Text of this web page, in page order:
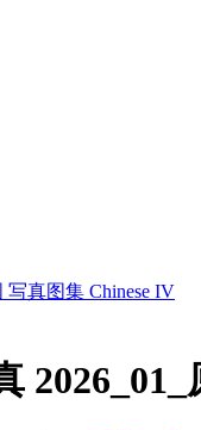
写真图集 Chinese IV